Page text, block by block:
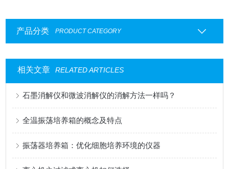
产品分类 PRODUCT CATEGORY
相关文章 RELATED ARTICLES
石墨消解仪和微波消解仪的消解方法一样吗？
全温振荡培养箱的概念及特点
振荡器培养箱：优化细胞培养环境的仪器